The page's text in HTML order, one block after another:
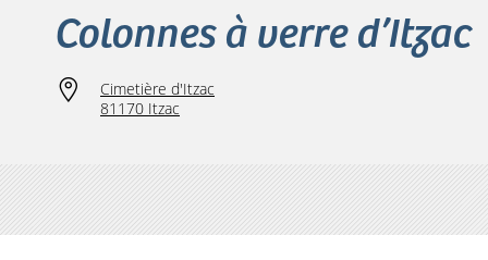
Colonnes à verre d’Itzac
Cimetière d'Itzac
81170 Itzac